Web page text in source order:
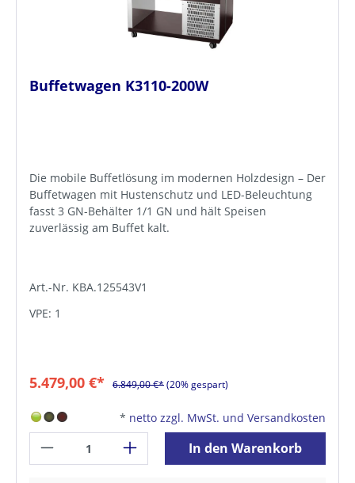
Buffetwagen K3110-200W
Die mobile Buffetlösung im modernen Holzdesign – Der
Buffetwagen mit Hustenschutz und LED-Beleuchtung
fasst 3 GN-Behälter 1/1 GN und hält Speisen
zuverlässig am Buffet kalt.
Art.-Nr. KBA.125543V1
VPE: 1
5.479,00 €* 6.849,00 €*(20% gespart)
* netto zzgl. MwSt. und Versandkosten
In den Warenkorb